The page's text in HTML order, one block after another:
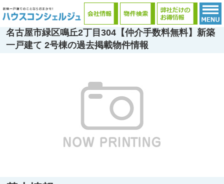
名古屋市緑区鳴丘2丁目304【仲介手数料無料】新築
一戸建て 2号棟の過去掲載物件情報